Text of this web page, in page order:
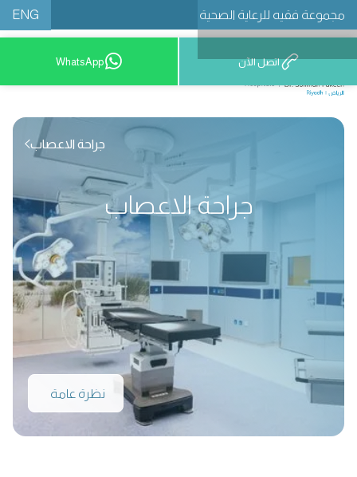
مجموعة فقيه للرعاية الصحية ENG
8001209999
اتصل الآن WhatsApp
نظرة عامة
جراحة الاعصاب
جراحة الاعصاب